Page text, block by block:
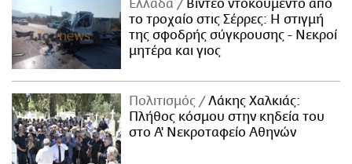
Ελλάδα
Βίντεο ντοκουμέντο από
το τροχαίο στις Σέρρες: Η στιγμή
της σφοδρής σύγκρουσης - Νεκροί
μητέρα και γιος
Πολιτισμός
Λάκης Χαλκιάς:
Πλήθος κόσμου στην κηδεία του
στο Α' Νεκροταφείο Αθηνών